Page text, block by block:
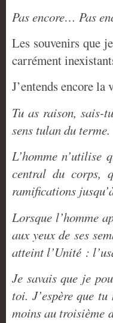
Pas encore… Pas
Les souvenirs que
carrément
J’entends encore
Tu as raison, sais-
sens tulan du terme.
L’homme n’utilise
central du corps,
ramifications
Lorsque l’homme
aux yeux de ses
atteint l’Unité :
Je savais que je
toi. J’espère que
moins au troisième